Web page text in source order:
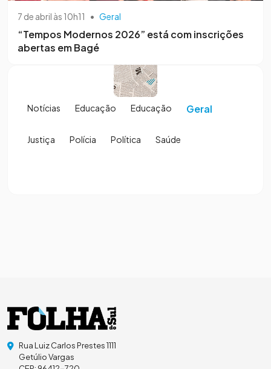
7 de abril às 10h11 • Geral
“Tempos Modernos 2026” está com inscrições
abertas em Bagé
Notícias Educação Educação Geral
Justiça Polícia Política Saúde
Rua Luiz Carlos Prestes 1111
Getúlio Vargas